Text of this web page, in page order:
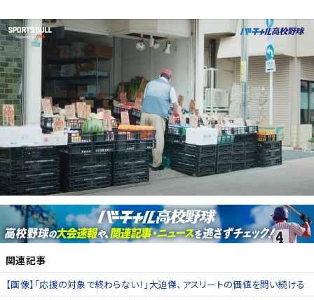
関連記事
【画像】「応援の対象で終わらない！」大迫傑、アスリートの価値を問い続ける